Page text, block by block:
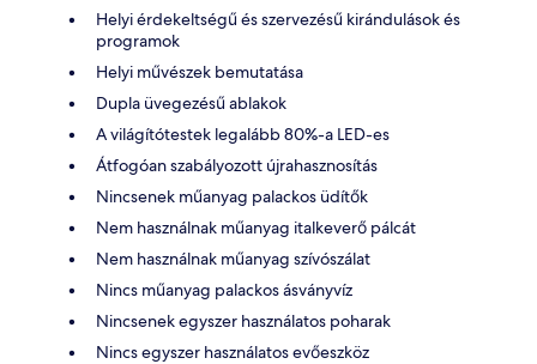
Helyi érdekeltségű és szervezésű kirándulások és
programok
Helyi művészek bemutatása
Dupla üvegezésű ablakok
A világítótestek legalább 80%-a LED-es
Átfogóan szabályozott újrahasznosítás
Nincsenek műanyag palackos üdítők
Nem használnak műanyag italkeverő pálcát
Nem használnak műanyag szívószálat
Nincs műanyag palackos ásványvíz
Nincsenek egyszer használatos poharak
Nincs egyszer használatos evőeszköz